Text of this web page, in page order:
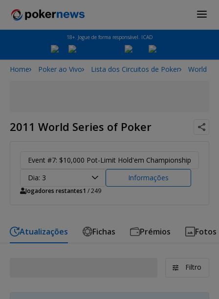
18+. Jogue de forma responsável. ICAD
Home Poker ao Vivo Lista dos Circuitos de Poker World
2011 World Series of Poker
Event #7: $10,000 Pot-Limit Hold'em Championship
Dia: 3
Informações
Jogadores restantes1 / 249
Atualizações Fichas Prémios Fotos
Filtro